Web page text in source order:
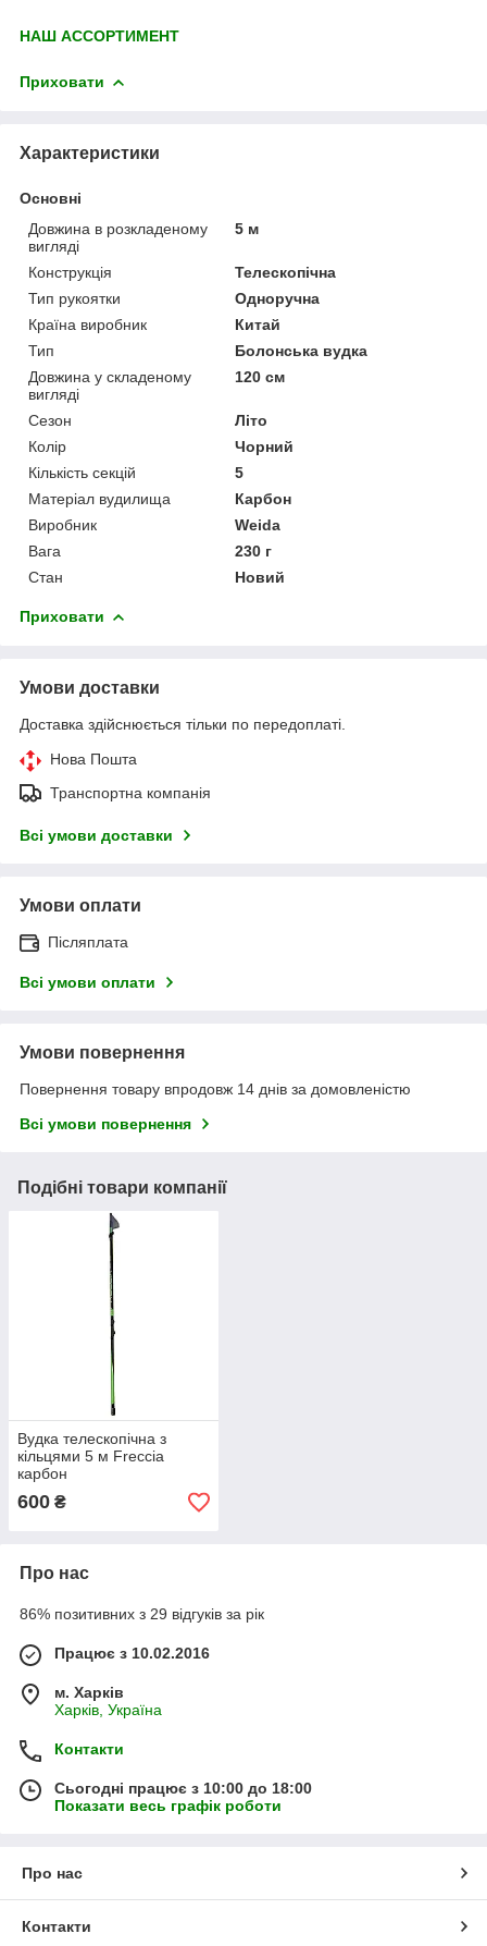
НАШ АССОРТИМЕНТ
Приховати
Характеристики
Основні
Довжина в розкладеному
вигляді
5 м
Конструкція
Телескопічна
Тип рукоятки
Одноручна
Країна виробник
Китай
Тип
Болонська вудка
Довжина у складеному
вигляді
120 см
Сезон
Літо
Колір
Чорний
Кількість секцій
5
Матеріал вудилища
Карбон
Виробник
Weida
Вага
230 г
Стан
Новий
Приховати
Умови доставки
Доставка здійснюється тільки по передоплаті.
Нова Пошта
Транспортна компанія
Всі умови доставки
Умови оплати
Післяплата
Всі умови оплати
Умови повернення
Повернення товару впродовж 14 днів за домовленістю
Всі умови повернення
Подібні товари компанії
Вудка телескопічна з
кільцями 5 м Freccia
карбон
600 ₴
Про нас
86% позитивних з 29 відгуків за рік
Працює з 10.02.2016
м. Харків
Харків, Україна
Контакти
Сьогодні працює з 10:00 до 18:00
Показати весь графік роботи
Про нас
Контакти